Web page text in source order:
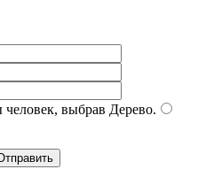
выбрав Дерево.